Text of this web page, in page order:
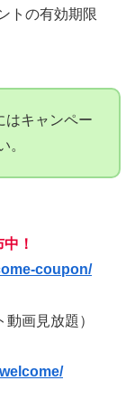
トの有効期限
はキャンペー
。
！
coupon/
画見放題）